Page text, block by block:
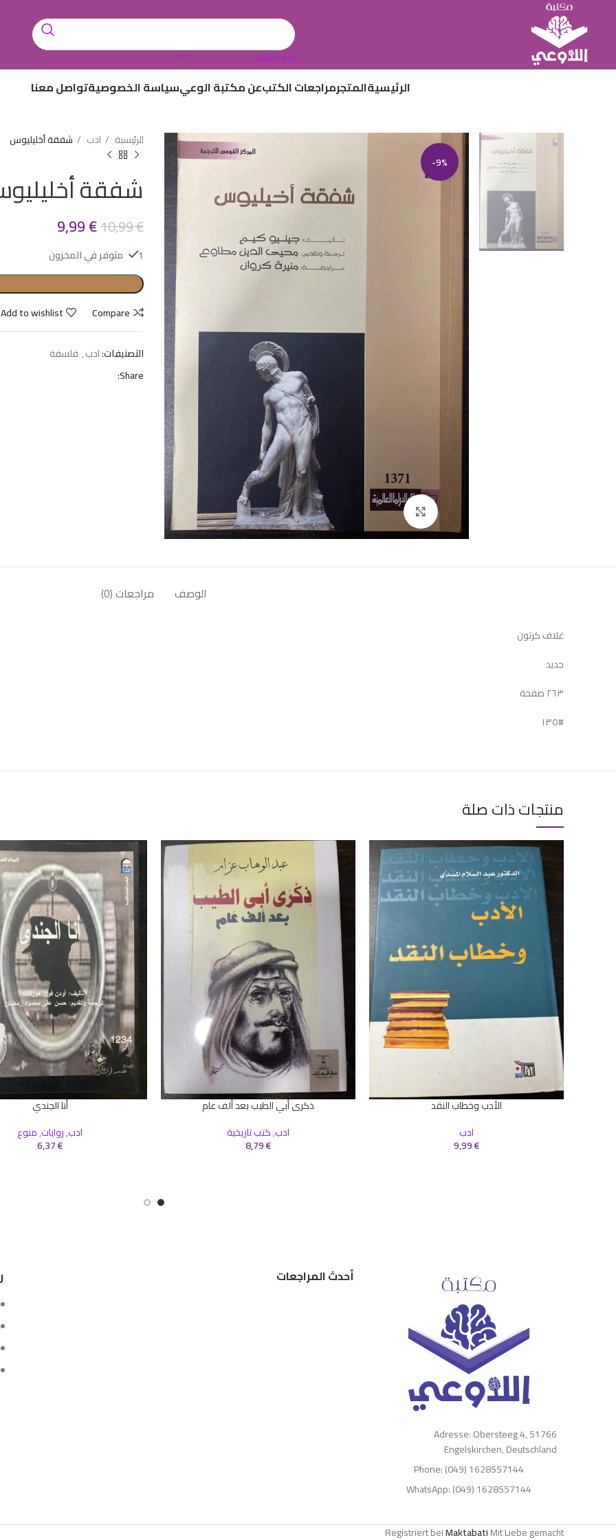
أختر تصنيف
الرئيسيةالمتجرمراجعات الكتبعن مكتبة الوعيسياسة الخصوصيةتواصل معنا
-9%
Click to enlarge
الرئيسية ادب شفقة أخليليوس
شفقة
10,99€
9,99€
1 متوفر في المخزون
Compare
Add to wishlist
التصنيفات:ادب, فلسفة
Share:
الوصف مراجعات (0)
غلاف كرتون
جديد
٢٦٣ صفحة
#١٣٥
منتجات ذات صلة
الأدب وخطاب النقد
ادب
9,99€
إضافة إلى السلةذكرى أبي الطيب بعد ألف عام
ادب,كتب تاريخية
8,79€
أنا الجندي
ادب,روايات,منوع
6,37€
Adresse: Obersteeg 4, 51766
Engelskirchen, Deutschland
Phone: (049) 1628557144
WhatsApp: (049) 1628557144
أحدث المراجعات
Registriert beiMaktabatiMit Liebe gemacht